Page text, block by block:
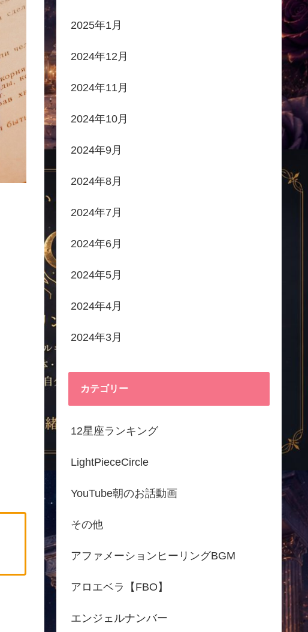
2025年1月
2024年12月
2024年11月
2024年10月
2024年9月
2024年8月
2024年7月
2024年6月
2024年5月
2024年4月
2024年3月
カテゴリー
12星座ランキング
LightPieceCircle
YouTube朝のお話動画
その他
アファメーションヒーリングBGM
アロエベラ【FBO】
エンジェルナンバー